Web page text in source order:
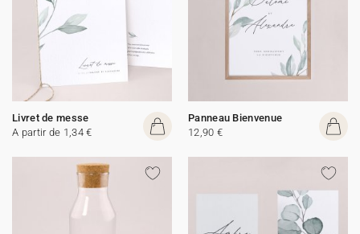
Livret de messe
A partir de 1,34 €
Panneau Bienvenue
12,90 €